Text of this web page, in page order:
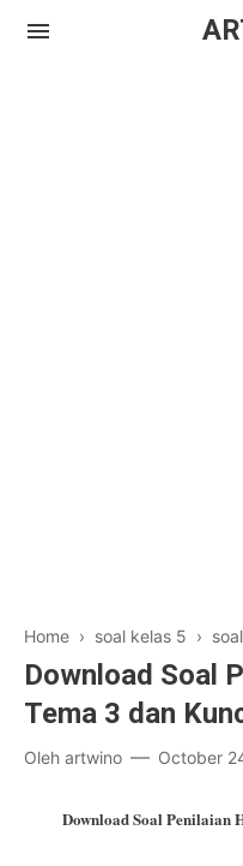
Home › soal kelas 5 ›
Download Soal
Tema 3 dan
Oleh artwino October
Download Soal Penilaian